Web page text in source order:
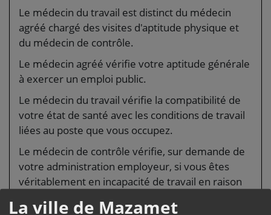
La ville de Mazamet
Le médecin du travail est distinct du médecin
agréé chargé des visites d'aptitude physique et
du médecin de contrôle.
Le médecin agréé vérifie votre aptitude générale
à exercer un emploi public.
Le médecin du travail vérifie la compatibilité de
votre état de santé avec les conditions de travail
liées au poste que vous occupez.
Le médecin de contrôle vérifie, sur demande de
votre administration employeur, si vous êtes
véritablement en incapacité de travail en raison